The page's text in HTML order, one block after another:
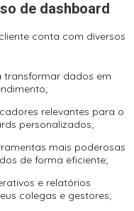
de dashboard
conta com diversos
personalizados;
de forma eficiente;
colegas e gestores;